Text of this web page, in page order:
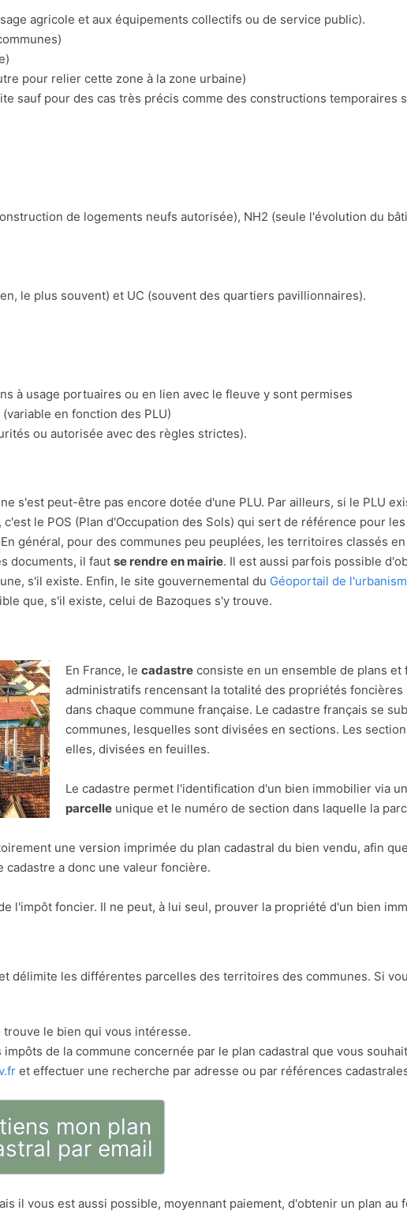
agricole et aux équipements collectifs ou de service public).
pour relier cette zone à la zone urbaine)
sauf pour des cas très précis comme des constructions temporaires
de logements neufs autorisée), NH2 (seule l'évolution du
le plus souvent) et UC (souvent des quartiers pavillionnaires).
à usage portuaires ou en lien avec le fleuve y sont permises
en fonction des PLU)
ou autorisée avec des règles strictes).
s'est peut-être pas encore dotée d'une PLU. Par ailleurs, si le PLU
le POS (Plan d'Occupation des Sols) qui sert de référence pour
général, pour des communes peu peuplées, les territoires classés
documents, il faut se rendre en mairie. Il est aussi parfois possible
s'il existe. Enfin, le site gouvernemental du Géoportail de
que, s'il existe, celui de Bazoques s'y trouve.
En France, le cadastre consiste en un ensemble de plans et
administratifs rencensant la totalité des propriétés foncières
dans chaque commune française. Le cadastre français se
communes, lesquelles sont divisées en sections. Les
elles, divisées en feuilles.
Le cadastre permet l'identification d'un bien immobilier via un
parcelle unique et le numéro de section dans laquelle la
une version imprimée du plan cadastral du bien vendu, afin
a donc une valeur foncière.
l'impôt foncier. Il ne peut, à lui seul, prouver la propriété d'un bien
délimite les différentes parcelles des territoires des communes. Si
le bien qui vous intéresse.
de la commune concernée par le plan cadastral que vous
et effectuer une recherche par adresse ou par références
mon plan
par email
il vous est aussi possible, moyennant paiement, d'obtenir un plan au